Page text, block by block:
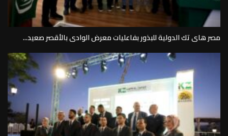
مصر هاى تك الدولية للبذور بفاعليات معرض الوادى بالأقصر صعيد...